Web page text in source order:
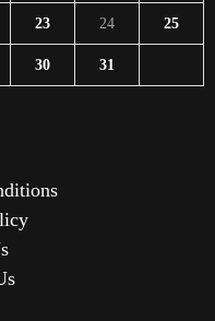
23 24 25
30
31